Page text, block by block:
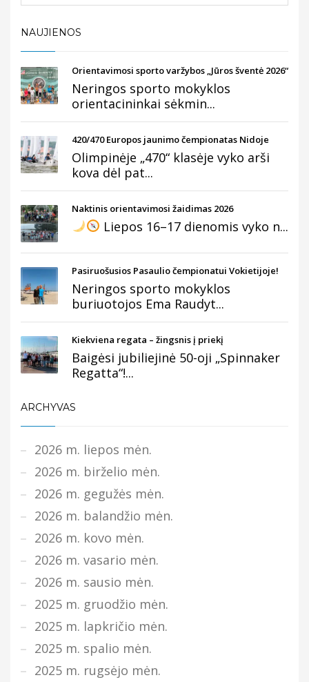
NAUJIENOS
Orientavimosi sporto varžybos „Jūros šventė 2026“
Neringos sporto mokyklos
orientacininkai sėkmin...
420/470 Europos jaunimo čempionatas Nidoje
Olimpinėje „470“ klasėje vyko arši
kova dėl pat...
Naktinis orientavimosi žaidimas 2026
Liepos 16–17 dienomis vyko n...
Pasiruošusios Pasaulio čempionatui Vokietijoje!
Neringos sporto mokyklos
buriuotojos Ema Raudyt...
Kiekviena regata – žingsnis į priekį
Baigėsi jubiliejinė 50-oji „Spinnaker
Regatta“!...
ARCHYVAS
2026 m. liepos mėn.
2026 m. birželio mėn.
2026 m. gegužės mėn.
2026 m. balandžio mėn.
2026 m. kovo mėn.
2026 m. vasario mėn.
2026 m. sausio mėn.
2025 m. gruodžio mėn.
2025 m. lapkričio mėn.
2025 m. spalio mėn.
2025 m. rugsėjo mėn.